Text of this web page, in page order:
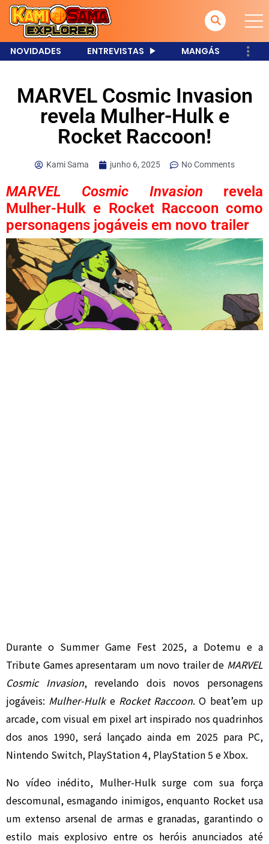
NOVIDADES ENTREVISTAS MANGÁS
MARVEL Cosmic Invasion
revela Mulher-Hulk e
Rocket Raccoon!
Kami Sama junho 6, 2025 No Comments
MARVEL Cosmic Invasion revela
Mulher-Hulk e Rocket Raccoon como
personagens jogáveis em novo trailer
Durante o Summer Game Fest 2025, a Dotemu e a
Tribute Games apresentaram um novo trailer de MARVEL
Cosmic Invasion, revelando dois novos personagens
jogáveis: Mulher-Hulke Rocket Raccoon. O beat’em up
arcade, com visual em pixel art inspirado nos quadrinhos
dos anos 1990, será lançado ainda em 2025 para PC,
Nintendo Switch, PlayStation 4, PlayStation 5 e Xbox.
No vídeo inédito, Mulher-Hulk surge com sua força
descomunal, esmagando inimigos, enquanto Rocket usa
um extenso arsenal de armas e granadas, garantindo o
estilo mais explosivo entre os heróis anunciados até